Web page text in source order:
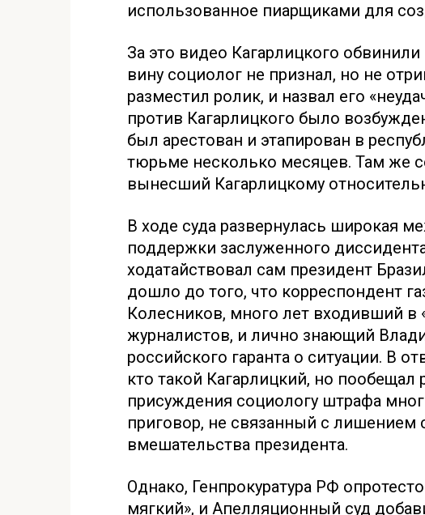
использованное пиарщиками для
За это видео Кагарлицкого
вину социолог не признал, но не
разместил ролик, и назвал его
против Кагарлицкого было
был арестован и этапирован в
тюрьме несколько месяцев. Там же
вынесший Кагарлицкому
В ходе суда развернулась широкая
поддержки заслуженного
ходатайствовал сам президент
дошло до того, что корреспондент
Колесников, много лет входивший в
журналистов, и лично знающий
российского гаранта о ситуации. В
кто такой Кагарлицкий, но пообещал
присуждения социологу штрафа
приговор, не связанный с лишением
вмешательства президента.
Однако, Генпрокуратура РФ
мягкий», и Апелляционный суд